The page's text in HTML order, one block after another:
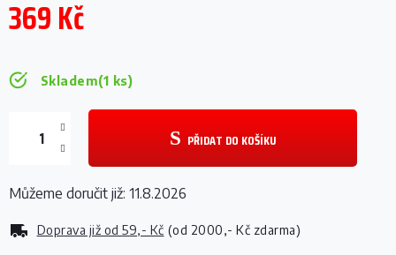
369 Kč
Skladem(1 ks)
Doprava již od 59,- Kč (od 2000,- Kč zdarma)
PŘIDAT DO KOŠÍKU
Můžeme doručit již: 11.8.2026